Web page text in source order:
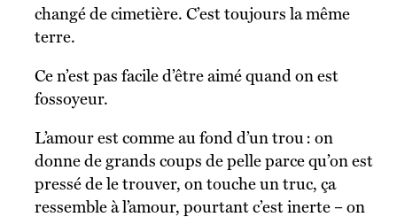
changé de cimetière. C’est toujours la même
terre.
Ce n’est pas facile d’être aimé quand on est
fossoyeur.
L’amour est comme au fond d’un trou : on
donne de grands coups de pelle parce qu’on est
pressé de le trouver, on touche un truc, ça
ressemble à l’amour, pourtant c’est inerte – on